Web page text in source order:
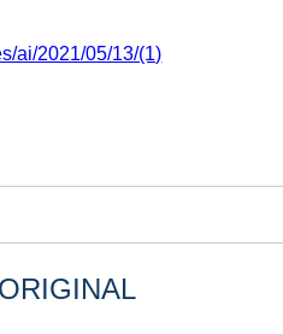
ai/2021/05/13/(1)